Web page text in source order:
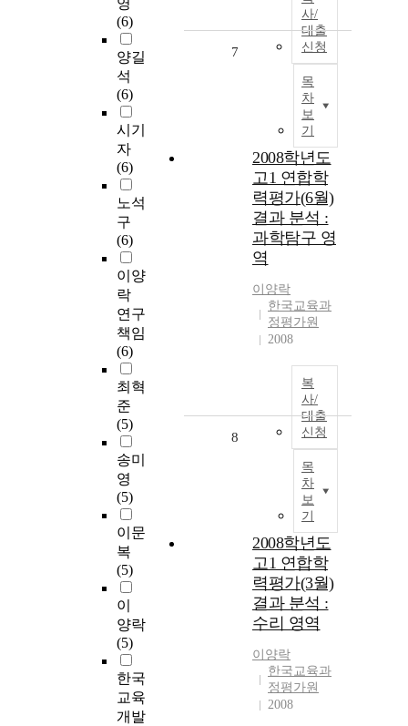
영
(6)
양길
석
(6)
시기
자
(6)
노석
구
(6)
이양
락
연구
책임
(6)
최혁
준
(5)
송미
영
(5)
이문
복
(5)
이
양락
(5)
한국
교육
개발
사/
대출
신청
목
차
보
기
7
2008학년도
고1 연합학
력평가(6월)
결과 분석 :
과학탐구 영
역
이양락
한국교육과
정평가원
2008
복
사/
대출
신청
목
차
보
기
8
2008학년도
고1 연합학
력평가(3월)
결과 분석 :
수리 영역
이양락
한국교육과
정평가원
2008